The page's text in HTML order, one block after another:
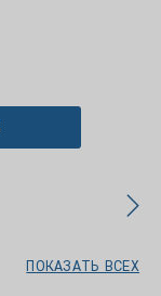
ПОКАЗАТЬ ВСЕХ